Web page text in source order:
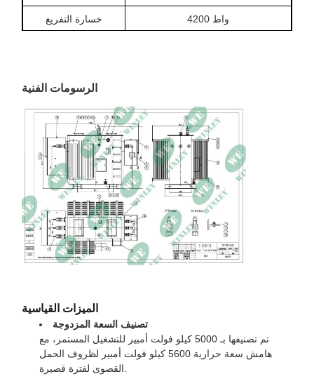
خسارة التفريغ 4200 واط
مقاومة
مادة متعرجة نحاس
الخزان والعلبة الفولاذ المطلي NEMA 3R
البعد
133 × 140 × 117 بوصة (الطول ×
العرض × الارتفاع)
وزن 28500 رطل
مستوى سطح البحر ≥1000 م
الرسومات الفنية
الميزات القياسية
تصنيف السعة المزدوجة
تم تصنيفها بـ 5000 كيلو فولت أمبير للتشغيل المستمر، مع
هامش سعة حرارية 5600 كيلو فولت أمبير لظروف الحمل